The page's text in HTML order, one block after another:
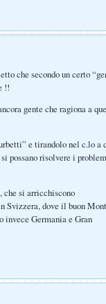
che secondo un certo
!!
gente che ragiona a
e tirandolo nel c.lo a
possano risolvere i
che si arricchiscono
Svizzera, dove il buon
invece Germania e Gran